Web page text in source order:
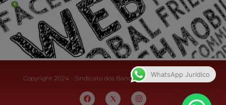
De terça-feira a domingo, das 9h às 17h
Copyright 2024 - Sindicato dos Bancários do Sul Fluminense
WhatsApp Jurídico